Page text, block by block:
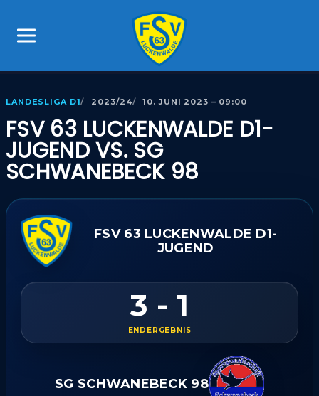
LANDESLIGA D1 2023/24 10. JUNI 2023 – 09:00
FSV 63 LUCKENWALDE D1-
JUGEND VS. SG
SCHWANEBECK 98
FSV 63 LUCKENWALDE D1-
JUGEND
3 - 1
ENDERGEBNIS
SG SCHWANEBECK 98